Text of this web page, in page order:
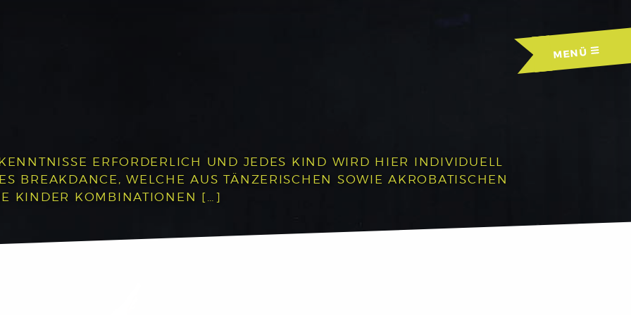
MENÜ
ERFORDERLICH UND JEDES KIND WIRD HIER INDIVIDUELL
BREAKDANCE, WELCHE AUS TÄNZERISCHEN SOWIE AKROBATISCHEN
KINDER KOMBINATIONEN […]